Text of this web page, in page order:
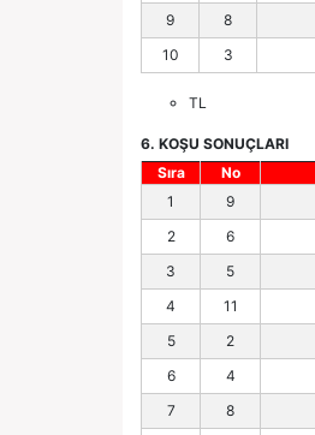
9
8
10
3
TL
6. KOŞU SONUÇLARI
Sıra
No
1
9
2
6
3
5
4
11
5
2
6
4
7
8